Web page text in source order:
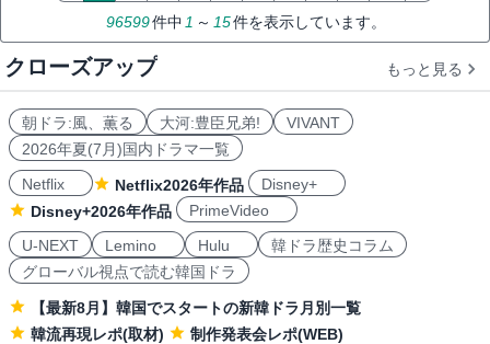
96599件中 1 ～ 15件を表示しています。
クローズアップ もっと見る
朝ドラ:風、薫る 大河:豊臣兄弟!
VIVANT
2026年夏(7月)国内ドラマ一覧
Netflix
Netflix2026年作品
Disney+
Disney+2026年作品
PrimeVideo
U-NEXT
Lemino Hulu
韓ドラ歴史コラム
グローバル視点で読む韓国ドラ
【最新8月】韓国でスタートの新韓ドラ月別一覧
韓流再現レポ(取材)
制作発表会レポ(WEB)